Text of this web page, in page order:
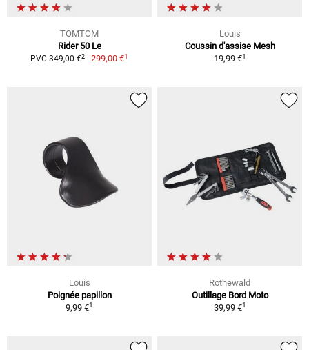
TOMTOM
Rider 50 Le
PVC 349,00 €2 299,00 €1
Louis
Coussin d'assise Mesh
19,99 €1
Louis
Poignée papillon
9,99 €1
Rothewald
Outillage Bord Moto
39,99 €1